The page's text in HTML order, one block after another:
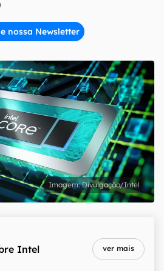
nossa Newsletter
e concordo com os Termos de
do Canaltech.
Divulgação/Intel
Intel ver mais